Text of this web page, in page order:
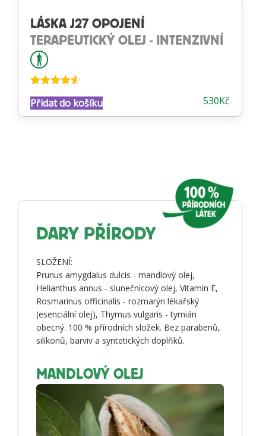
LÁSKA J27 OPOJENÍ
TERAPEUTICKÝ OLEJ - INTENZIVNÍ
4.50z 5 530Kč
Přidat do košíku
DARY PŘÍRODY
SLOŽENÍ:
Prunus amygdalus dulcis - mandlový olej,
Helianthus annus - slunečnicový olej, Vitamín E,
Rosmarinus officinalis - rozmarýn lékařský
(esenciální olej), Thymus vulgaris - tymián
obecný. 100 % přírodních složek. Bez parabenů,
silikonů, barviv a syntetických doplňků.
MANDLOVÝ OLEJ